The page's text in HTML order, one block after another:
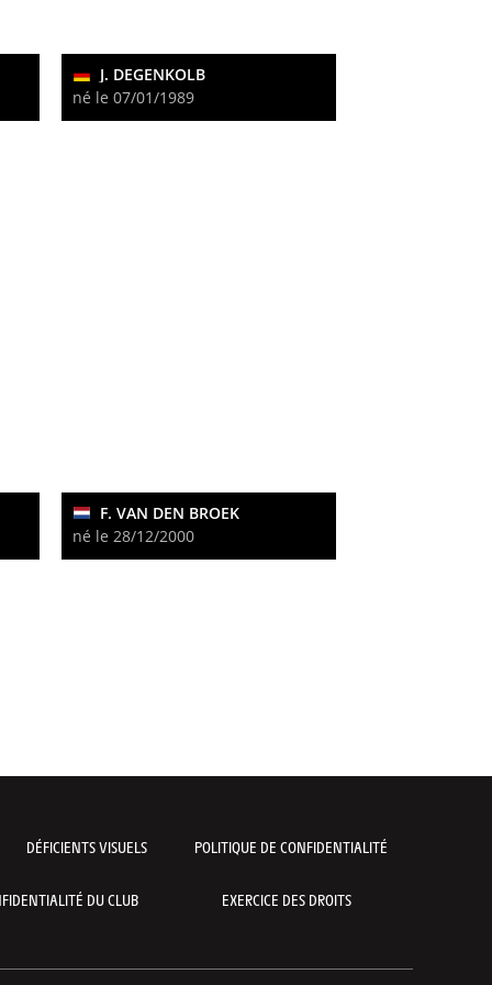
J. DEGENKOLB
né le 07/01/1989
F. VAN DEN BROEK
né le 28/12/2000
DÉFICIENTS VISUELS POLITIQUE DE CONFIDENTIALITÉ
DU CLUB EXERCICE DES DROITS